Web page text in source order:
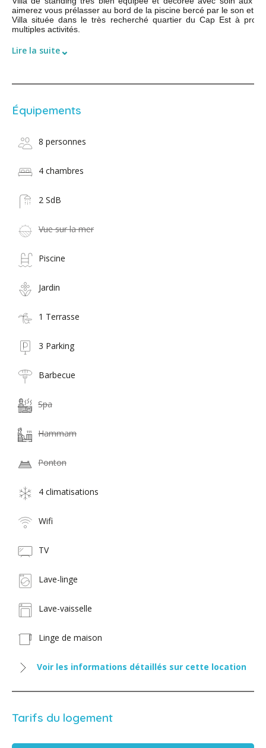
aimerez vous prélasser au bord de la piscine bercé par le son et
Villa située dans le très recherché quartier du Cap Est à
multiples activités.
Lire la suite⌄
Équipements
8 personnes
4 chambres
2 SdB
Vue sur la mer
Piscine
Jardin
1 Terrasse
3 Parking
Barbecue
Spa
Hammam
Ponton
4 climatisations
Wifi
TV
Lave-linge
Lave-vaisselle
Linge de maison
Voir les informations détaillés sur cette location
Tarifs du logement